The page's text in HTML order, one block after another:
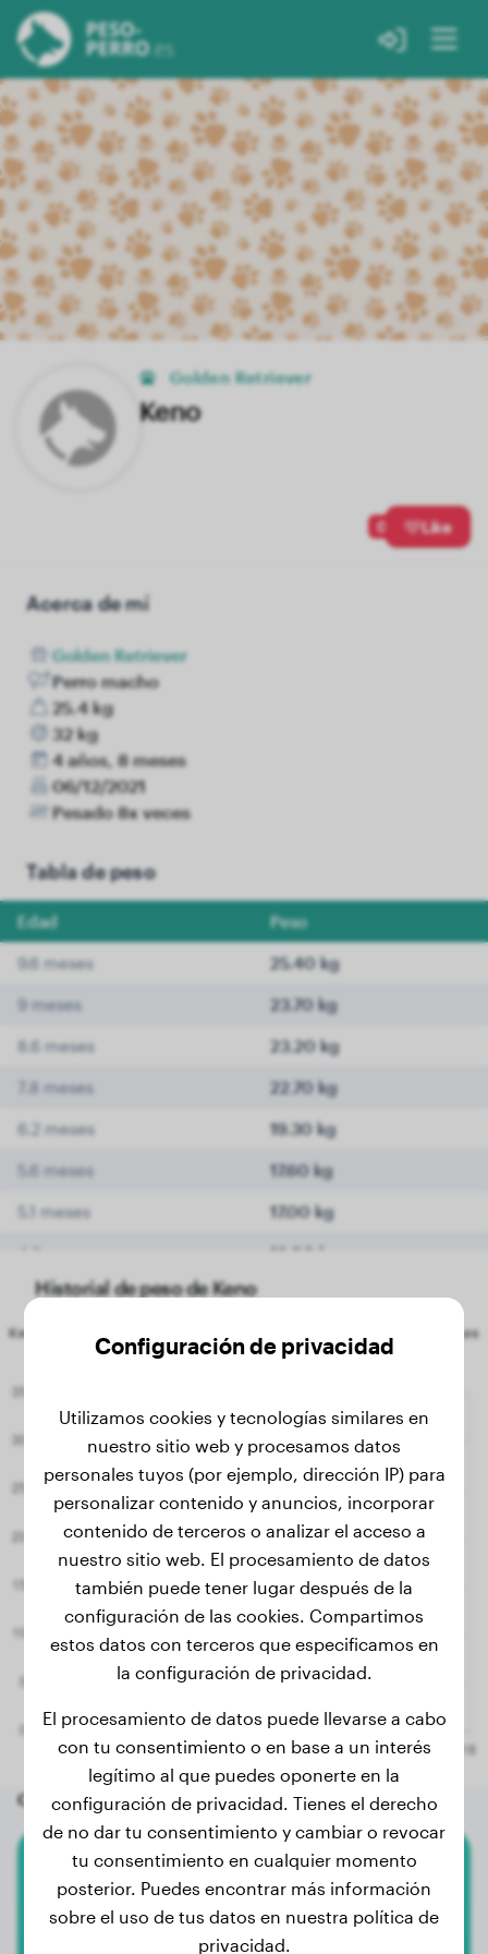
Golden Retriever
Keno
0 Like
Acerca de mí
Golden Retriever
Perro macho
25.4 kg
32 kg
4 años, 8 meses
06/12/2021
Pesado 8x veces
Tabla de peso
Edad Peso
9.6 meses 25.40 kg
9 meses 23.70 kg
8.6 meses 23.20 kg
7.8 meses 22.70 kg
6.2 meses 19.30 kg
5.6 meses 17.60 kg
5.1 meses 17.00 kg
4.9 meses 16.00 kg
Historial de peso de Keno
Otros perros aleatorios
Beagle
Lucky
Configuración de privacidad
Utilizamos cookies y tecnologías similares en
nuestro sitio web y procesamos datos
personales tuyos (por ejemplo, dirección IP) para
personalizar contenido y anuncios, incorporar
contenido de terceros o analizar el acceso a
nuestro sitio web. El procesamiento de datos
también puede tener lugar después de la
configuración de las cookies. Compartimos
estos datos con terceros que especificamos en
la configuración de privacidad.
El procesamiento de datos puede llevarse a cabo
con tu consentimiento o en base a un interés
legítimo al que puedes oponerte en la
configuración de privacidad. Tienes el derecho
de no dar tu consentimiento y cambiar o revocar
tu consentimiento en cualquier momento
posterior. Puedes encontrar más información
sobre el uso de tus datos en nuestra política de
privacidad.